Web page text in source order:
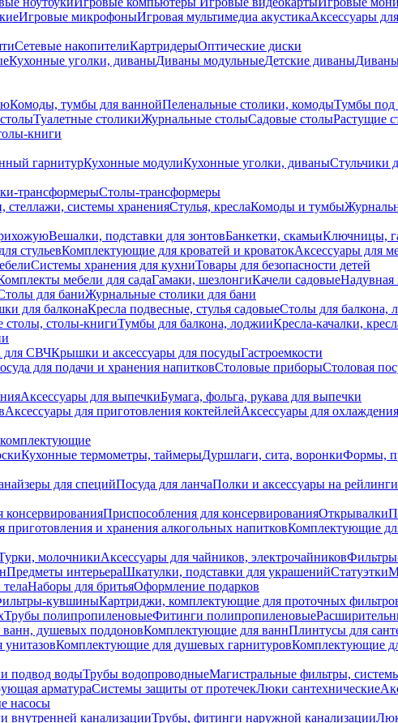
Игровые микрофоныИгровая мультимедиа акустикаАксессуары
Сетевые накопителиКартридерыОптические диски
Кухонные уголки, диваныДиваны модульныеДетские диваны
Комоды, тумбы для ваннойПеленальные столики, комодыТумбы
Туалетные столикиЖурнальные столыСадовые столыРастущие
книги
гарнитурКухонные модулиКухонные уголки, диваныСтульчики
трансформерыСтолы-трансформеры
стеллажи, системы храненияСтулья, креслаКомоды и тумбы
Вешалки, подставки для зонтовБанкетки, скамьиКлючницы,
стульевКомплектующие для кроватей и кроватокАксессуары для
Системы хранения для кухниТовары для безопасности детей
мебели для садаГамаки, шезлонгиКачели садовыеНадувная
для баниЖурнальные столики для бани
для балконаКресла подвесные, стулья садовыеСтолы для балкона,
столы, столы-книгиТумбы для балкона, лоджииКресла-качалки,
для СВЧКрышки и аксессуары для посудыГастроемкости
для подачи и хранения напитковСтоловые приборыСтоловая
Аксессуары для выпечкиБумага, фольга, рукава для выпечки
Аксессуары для приготовления коктейлейАксессуары для
Кухонные термометры, таймерыДуршлаги, сита, воронкиФормы,
для специйПосуда для ланчаПолки и аксессуары на рейлинги
консервированияПриспособления для консервированияОткрывалки
приготовления и хранения алкогольных напитковКомплектующие
молочникиАксессуары для чайников, электрочайников
Предметы интерьераШкатулки, подставки для украшенийСтатуэтки
Наборы для бритьяОформление подарков
кувшиныКартриджи, комплектующие для проточных
Трубы полипропиленовыеФитинги полипропиленовые
душевых поддоновКомплектующие для ваннПлинтусы для
унитазовКомплектующие для душевых гарнитуровКомплектующие
подвод водыТрубы водопроводныеМагистральные фильтры,
арматураСистемы защиты от протечекЛюки сантехнические
насосы
внутренней канализацииТрубы, фитинги наружной канализации